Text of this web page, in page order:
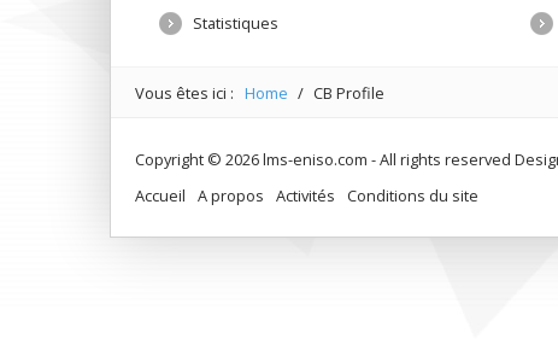
Statistiques
Vous êtes ici : Home / CB Profile
Copyright © 2026 lms-eniso.com - All rights reserved
Accueil
A propos Activités Conditions du site